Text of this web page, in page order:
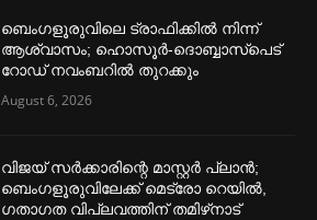
ബെംഗളൂരുവിലെ ട്രാഫിക്കില്‍ നിന്ന്
ആശ്വാസം; ഹൊസൂര്‍-ദൊബ്ബാസ്പെട്
റോഡ് നവംബറില്‍ തുറക്കും
August 6, 2026
വിജയ് സര്‍ക്കാരിന്റെ മാസ്റ്റര്‍ പ്ലാന്‍;
ബെംഗളൂരുവിലേക്ക് മെട്രോ റെയില്‍,
ഗതാഗത വിപ്ലവത്തിന് തമിഴ്‌നാട്